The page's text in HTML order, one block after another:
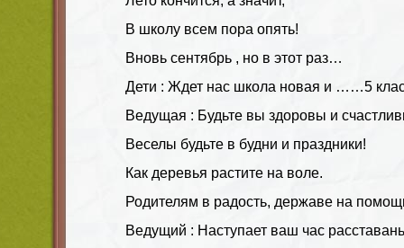
В школу всем пора опять!
Вновь сентябрь , но в этот раз…
Дети : Ждет нас школа новая и ……5
Ведущая : Будьте вы здоровы и
Веселы будьте в будни и праздники!
Как деревья растите на воле.
Родителям в радость, державе на
Ведущий : Наступает ваш час